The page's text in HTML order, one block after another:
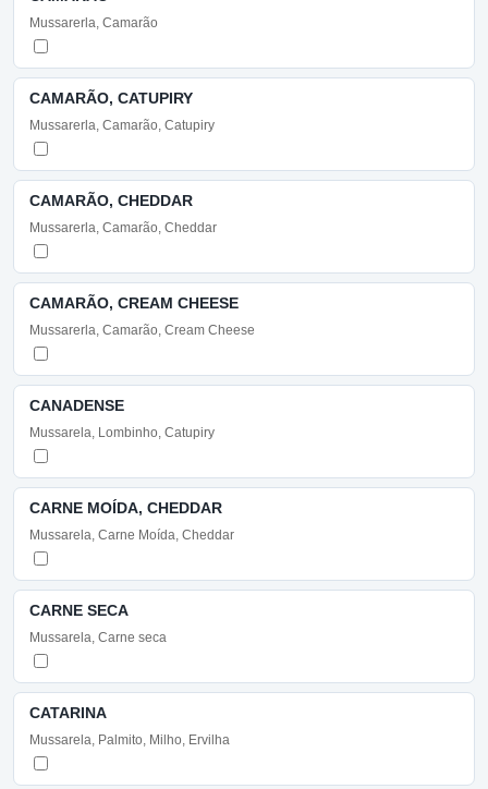
Mussarerla, Camarão
CAMARÃO, CATUPIRY
Mussarerla, Camarão, Catupiry
CAMARÃO, CHEDDAR
Mussarerla, Camarão, Cheddar
CAMARÃO, CREAM CHEESE
Mussarerla, Camarão, Cream Cheese
CANADENSE
Mussarela, Lombinho, Catupiry
CARNE MOÍDA, CHEDDAR
Mussarela, Carne Moída, Cheddar
CARNE SECA
Mussarela, Carne seca
CATARINA
Mussarela, Palmito, Milho, Ervilha